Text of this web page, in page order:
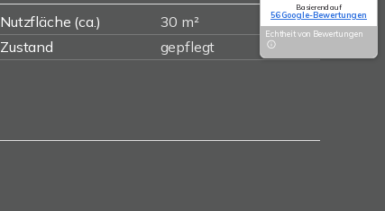
Nutzfläche (ca.)
30 m²
Zustand
gepflegt
Basierend auf
56 Google-Bewertungen
Echtheit von Bewertungen